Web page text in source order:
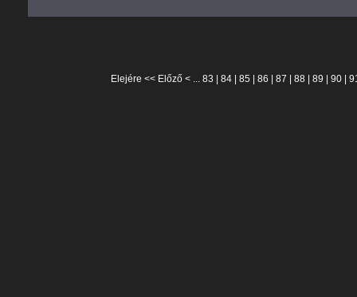
Elejére << Előző< ... 83 84| 85 86 87 88| 89 90|